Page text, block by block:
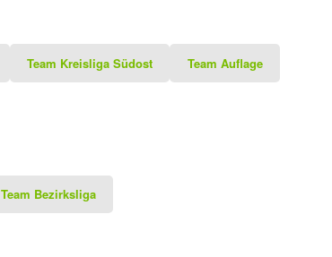
Team Kreisliga Südost Team Auflage
Team Bezirksliga